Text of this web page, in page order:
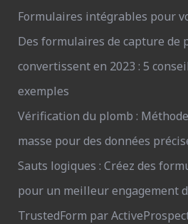
Formulaires intégrables pour
Des formulaires de capture de
convertissent en 2023 : 5
exemples
Vérification du plomb :
masse pour des données
Sauts logiques : Créez des
pour un meilleur engagement
TrustedForm par